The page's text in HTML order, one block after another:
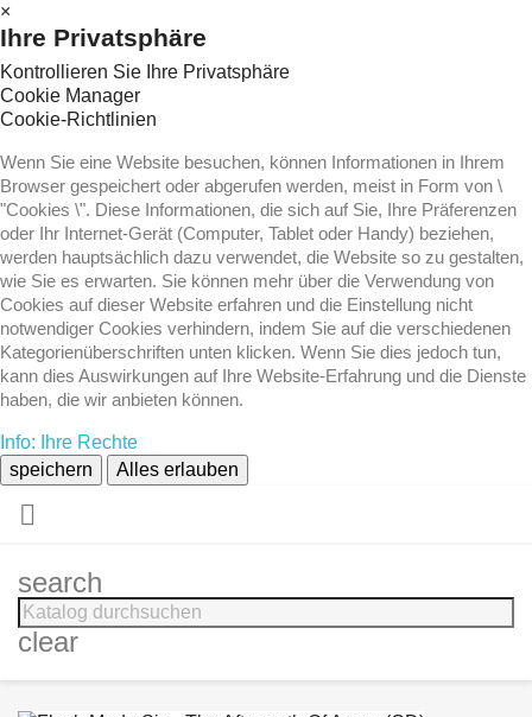
×
Ihre Privatsphäre
Kontrollieren Sie Ihre Privatsphäre
Cookie Manager
Cookie-Richtlinien
Wenn Sie eine Website besuchen, können Informationen in Ihrem
Browser gespeichert oder abgerufen werden, meist in Form von \
"Cookies \". Diese Informationen, die sich auf Sie, Ihre Präferenzen
oder Ihr Internet-Gerät (Computer, Tablet oder Handy) beziehen,
werden hauptsächlich dazu verwendet, die Website so zu gestalten,
wie Sie es erwarten. Sie können mehr über die Verwendung von
Cookies auf dieser Website erfahren und die Einstellung nicht
notwendiger Cookies verhindern, indem Sie auf die verschiedenen
Kategorienüberschriften unten klicken. Wenn Sie dies jedoch tun,
kann dies Auswirkungen auf Ihre Website-Erfahrung und die Dienste
haben, die wir anbieten können.
Info: Ihre Rechte
speichern
Alles erlauben

search
clear